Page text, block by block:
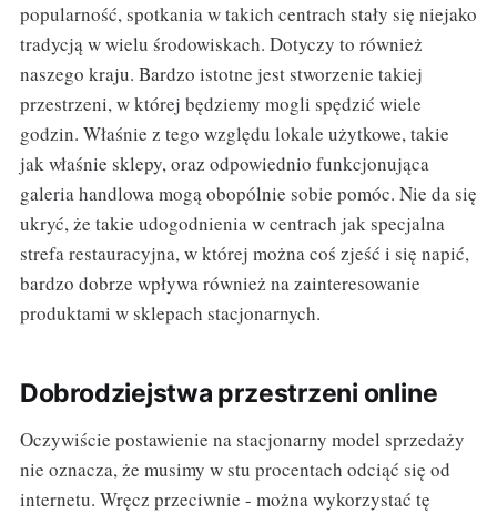
popularność, spotkania w takich centrach stały się niejako
tradycją w wielu środowiskach. Dotyczy to również
naszego kraju. Bardzo istotne jest stworzenie takiej
przestrzeni, w której będziemy mogli spędzić wiele
godzin. Właśnie z tego względu lokale użytkowe, takie
jak właśnie sklepy, oraz odpowiednio funkcjonująca
galeria handlowa mogą obopólnie sobie pomóc. Nie da się
ukryć, że takie udogodnienia w centrach jak specjalna
strefa restauracyjna, w której można coś zjeść i się napić,
bardzo dobrze wpływa również na zainteresowanie
produktami w sklepach stacjonarnych.
Dobrodziejstwa przestrzeni online
Oczywiście postawienie na stacjonarny model sprzedaży
nie oznacza, że musimy w stu procentach odciąć się od
internetu. Wręcz przeciwnie - można wykorzystać tę